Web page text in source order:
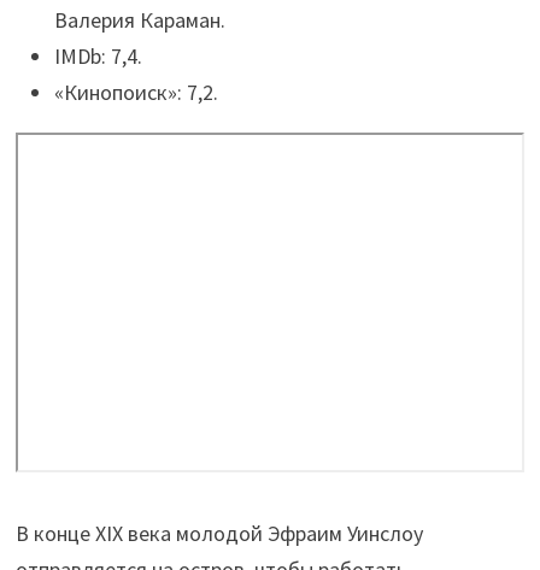
Валерия Караман.
IMDb: 7,4.
«Кинопоиск»: 7,2.
В конце XIX века молодой Эфраим Уинслоу